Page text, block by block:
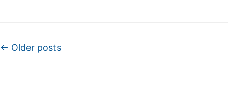
Post navigation
← Older posts